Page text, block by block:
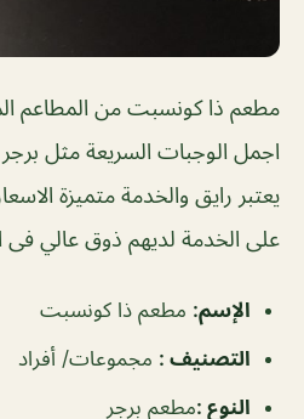
مطعم ذا كونسبت من المطاعم
اجمل الوجبات السريعة مثل برجر
يعتبر رايق والخدمة متميزة
على الخدمة لديهم ذوق عالي فى
الإسم: مطعم ذا كونسبت
التصنيف : مجموعات/ أفراد
النوع :مطعم برجر